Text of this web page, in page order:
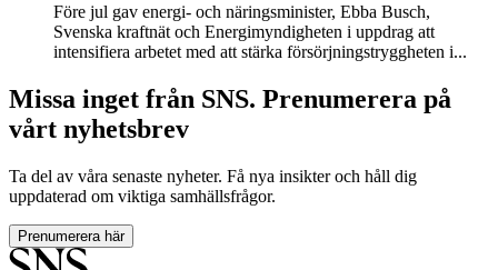
Före jul gav energi- och näringsminister, Ebba Busch,
Svenska kraftnät och Energimyndigheten i uppdrag att
intensifiera arbetet med att stärka försörjningstryggheten i...
Missa inget från SNS. Prenumerera på
vårt nyhetsbrev
Ta del av våra senaste nyheter. Få nya insikter och håll dig
uppdaterad om viktiga samhällsfrågor.
Prenumerera här